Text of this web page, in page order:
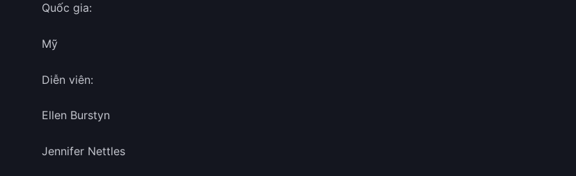
Quốc gia:
Mỹ
Diễn viên:
Ellen Burstyn
Jennifer Nettles